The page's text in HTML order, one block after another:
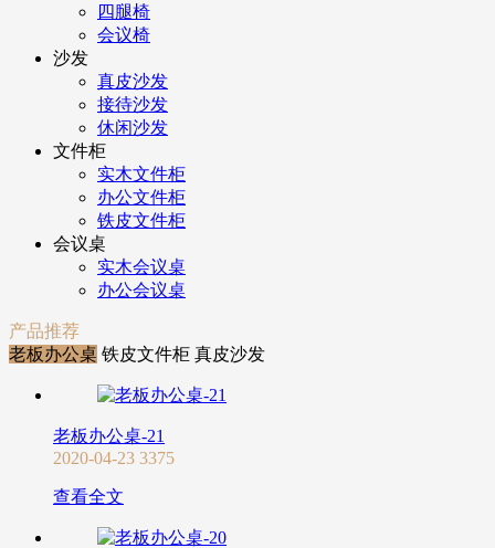
四腿椅
会议椅
沙发
真皮沙发
接待沙发
休闲沙发
文件柜
实木文件柜
办公文件柜
铁皮文件柜
会议桌
实木会议桌
办公会议桌
产品推荐
老板办公桌 铁皮文件柜 真皮沙发
老板办公桌-21
2020-04-23 3375
查看全文